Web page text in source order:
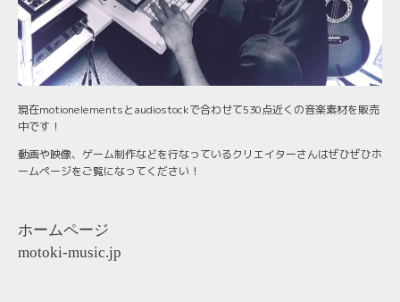
現在motionelementsとaudiostockで合わせて530点近くの音楽素材を販売
中です！
動画や映像、ゲーム制作などを行なっているクリエイターさんはぜひぜひホ
ームページをご覧になってください！
ホームページ
motoki-music.jp